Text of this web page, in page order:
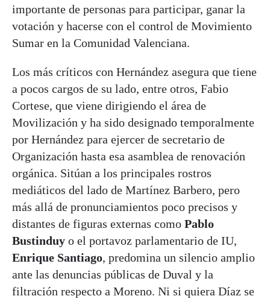
importante de personas para participar, ganar la
votación y hacerse con el control de Movimiento
Sumar en la Comunidad Valenciana.
Los más críticos con Hernández asegura que tiene
a pocos cargos de su lado, entre otros, Fabio
Cortese, que viene dirigiendo el área de
Movilización y ha sido designado temporalmente
por Hernández para ejercer de secretario de
Organización hasta esa asamblea de renovación
orgánica. Sitúan a los principales rostros
mediáticos del lado de Martínez Barbero, pero
más allá de pronunciamientos poco precisos y
distantes de figuras externas como Pablo
Bustinduy o el portavoz parlamentario de IU,
Enrique Santiago, predomina un silencio amplio
ante las denuncias públicas de Duval y la
filtración respecto a Moreno. Ni si quiera Díaz se